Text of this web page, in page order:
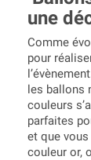
une
Comme
pour
les ballons
couleurs
parfaites
et que vous
couleur or,